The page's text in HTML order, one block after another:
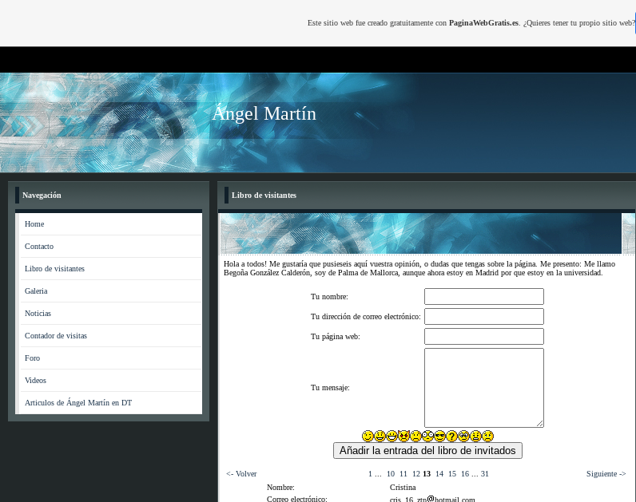
Ángel Martín
Navegación
Home
Contacto
Libro de visitantes
Galeria
Noticias
Contador de visitas
Foro
Videos
Articulos de Ángel Martín en DT
Libro de visitantes
Hola a todos! Me gustaría que pusieseis aquí vuestra opinión, o dudas que tengas sobre la página. Me presento: Me llamo
Begoña González Calderón, soy de Palma de Mallorca, aunque ahora estoy en Madrid por que estoy en la universidad.
Tu nombre:
Tu dirección de correo electrónico:
Tu página web:
Tu mensaje:
<- Volver 1 10 11 12 13 14 15 16... 31
Siguiente ->
Nombre:
Cristina
Correo electrónico:
cris_16_ztp
hotmail.com
Este sitio web fue creado gratuitamente con PaginaWebGratis.es. ¿Quieres tener tu propio sitio web?